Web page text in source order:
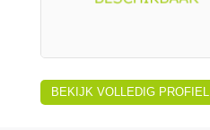
BEKIJK VOLLEDIG PROFIEL